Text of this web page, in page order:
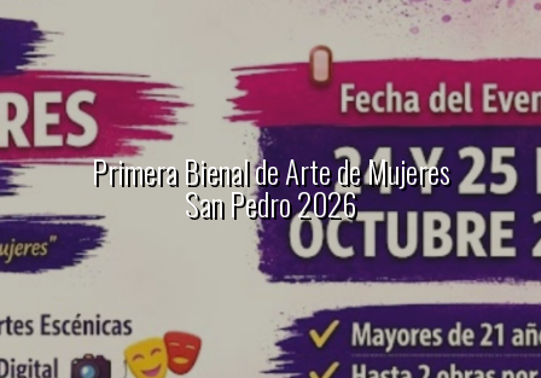
Primera Bienal de Arte de Mujeres
San Pedro 2026